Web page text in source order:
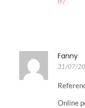
Fanny
31/07/
Online